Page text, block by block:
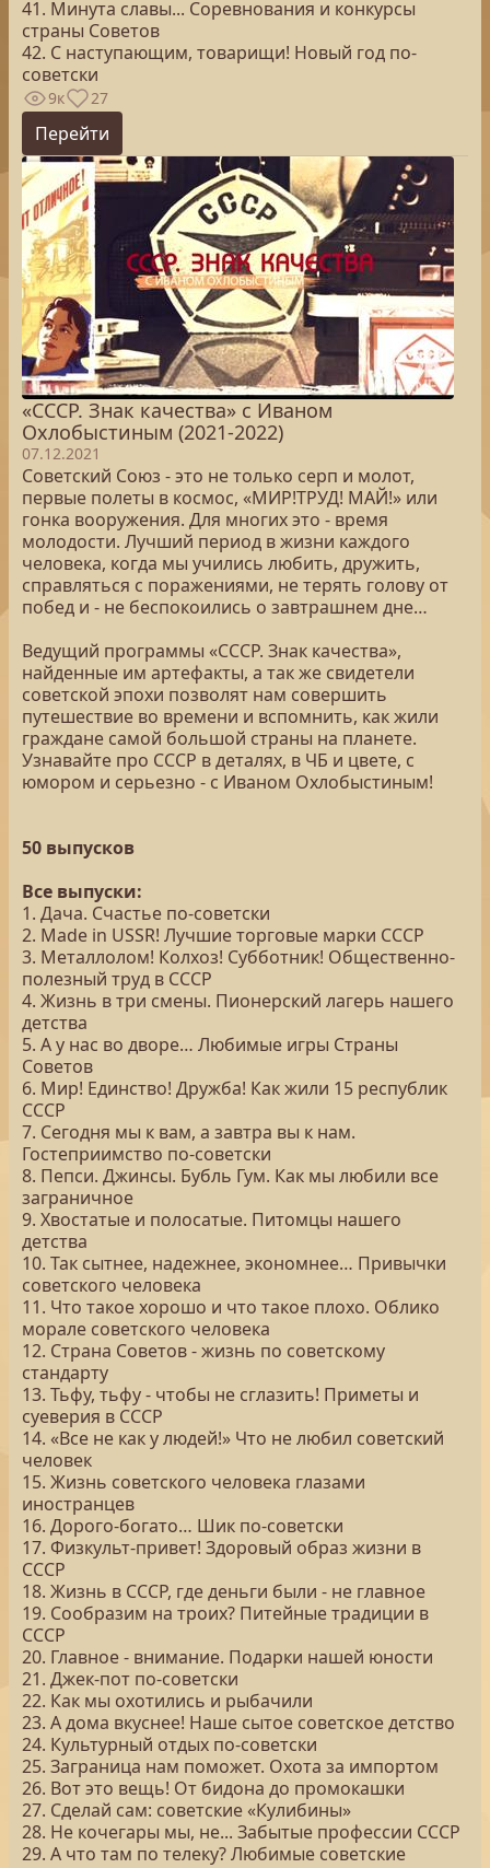
41. Минута славы... Соревнования и конкурсы
страны Советов
42. С наступающим, товарищи! Новый год по-
советски
9к 27
Перейти
«СССР. Знак качества» с Иваном
Охлобыстиным (2021-2022)
07.12.2021
Советский Союз - это не только серп и молот,
первые полеты в космос, «МИР!ТРУД! МАЙ!» или
гонка вооружения. Для многих это - время
молодости. Лучший период в жизни каждого
человека, когда мы учились любить, дружить,
справляться с поражениями, не терять голову от
побед и - не беспокоились о завтрашнем дне…
Ведущий программы «СССР. Знак качества»,
найденные им артефакты, а так же свидетели
советской эпохи позволят нам совершить
путешествие во времени и вспомнить, как жили
граждане самой большой страны на планете.
Узнавайте про СССР в деталях, в ЧБ и цвете, с
юмором и серьезно - с Иваном Охлобыстиным!
50 выпусков
Все выпуски:
1. Дача. Счастье по-советски
2. Made in USSR! Лучшие торговые марки СССР
3. Металлолом! Колхоз! Субботник! Общественно-
полезный труд в СССР
4. Жизнь в три смены. Пионерский лагерь нашего
детства
5. А у нас во дворе… Любимые игры Страны
Советов
6. Мир! Единство! Дружба! Как жили 15 республик
СССР
7. Сегодня мы к вам, а завтра вы к нам.
Гостеприимство по-советски
8. Пепси. Джинсы. Бубль Гум. Как мы любили все
заграничное
9. Хвостатые и полосатые. Питомцы нашего
детства
10. Так сытнее, надежнее, экономнее… Привычки
советского человека
11. Что такое хорошо и что такое плохо. Облико
морале советского человека
12. Страна Советов - жизнь по советскому
стандарту
13. Тьфу, тьфу - чтобы не сглазить! Приметы и
суеверия в СССР
14. «Все не как у людей!» Что не любил советский
человек
15. Жизнь советского человека глазами
иностранцев
16. Дорого-богато… Шик по-советски
17. Физкульт-привет! Здоровый образ жизни в
СССР
18. Жизнь в СССР, где деньги были - не главное
19. Сообразим на троих? Питейные традиции в
СССР
20. Главное - внимание. Подарки нашей юности
21. Джек-пот по-советски
22. Как мы охотились и рыбачили
23. А дома вкуснее! Наше сытое советское детство
24. Культурный отдых по-советски
25. Заграница нам поможет. Охота за импортом
26. Вот это вещь! От бидона до промокашки
27. Сделай сам: советские «Кулибины»
28. Не кочегары мы, не... Забытые профессии СССР
29. А что там по телеку? Любимые советские